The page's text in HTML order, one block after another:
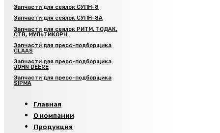
Запчасти для сеялок СУПН-8
Запчасти для сеялок СУПН-8А
Запчасти для сеялок РИТМ, ТОДАК,
СТВ, МУЛЬТИКОРН
Запчасти для пресс-подборщика
CLAAS
Запчасти для пресс-подборщика
JOHN DEERE
Запчасти для пресс-подборщика
SIPMA
Главная
О компании
Продукция